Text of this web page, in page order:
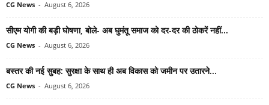
CG News - August 6, 2026
सीएम योगी की बड़ी घोषणा, बोले- अब घुमंतू समाज को दर-दर की ठोकरें नहीं...
CG News - August 6, 2026
बस्तर की नई सुबह: सुरक्षा के साथ ही अब विकास को जमीन पर उतारने...
CG News - August 6, 2026